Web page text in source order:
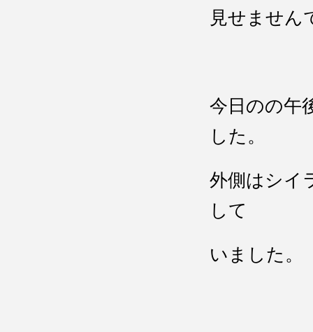
見せません
今日のの午
した。
外側はシイ
して
いました。